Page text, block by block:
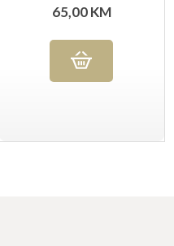
65,00KM